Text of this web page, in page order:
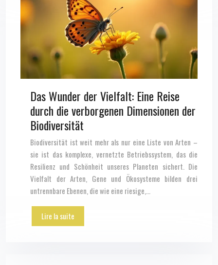
Das Wunder der Vielfalt: Eine Reise
durch die verborgenen Dimensionen der
Biodiversität
Biodiversität ist weit mehr als nur eine Liste von Arten –
sie ist das komplexe, vernetzte Betriebssystem, das die
Resilienz und Schönheit unseres Planeten sichert. Die
Vielfalt der Arten, Gene und Ökosysteme bilden drei
untrennbare Ebenen, die wie eine riesige,…
Lire la suite